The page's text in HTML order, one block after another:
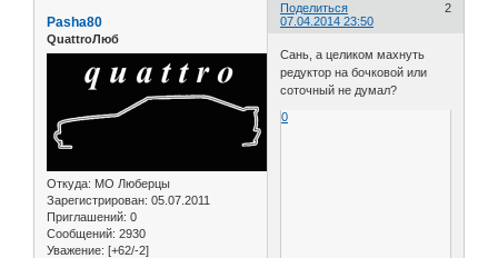
Поделиться
2
07.04.2014 23:50
Pasha80
QuattroЛюб
Откуда: МО Люберцы
Зарегистрирован: 05.07.2011
Приглашений: 0
Сообщений: 2930
Уважение: [+62/-2]
Сань, а целиком махнуть
редуктор на бочковой или
соточный не думал?
0